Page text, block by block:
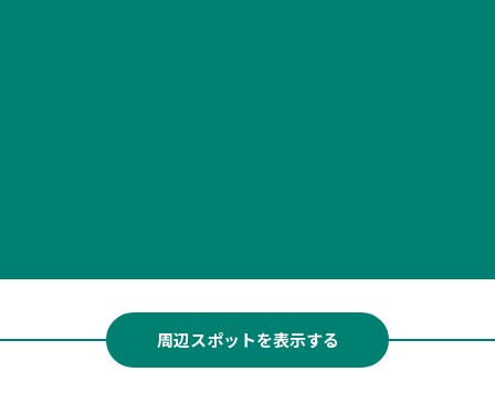
周辺スポットを表示する